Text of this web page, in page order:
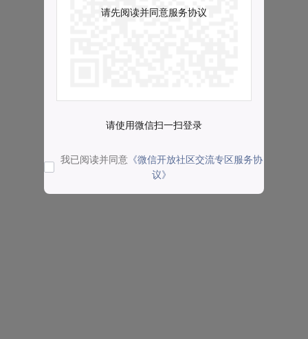
请先阅读并同意服务协议
请使用微信扫一扫登录
我已阅读并同意 《微信开放社区交流专区服务协
议》